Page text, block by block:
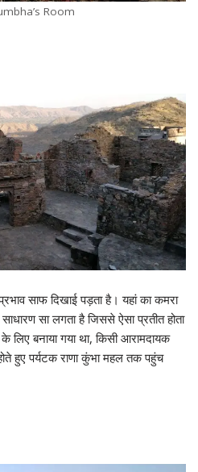
Room
साफ दिखाई पड़ता है। यहां का कमरा
सा लगता है जिससे ऐसा प्रतीत होता
बनाया गया था, किसी आरामदायक
हुए पर्यटक राणा कुंभा महल तक पहुंच